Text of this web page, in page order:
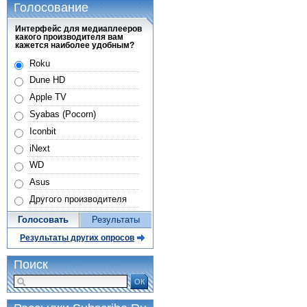
Голосование
Интерфейс для медиаплееров
какого производителя вам
кажется наиболее удобным?
Roku
Dune HD
Apple TV
Syabas (Pocorn)
Iconbit
iNext
WD
Asus
Другого производителя
Голосовать Результаты
Результаты других опросов
Поиск
ОК